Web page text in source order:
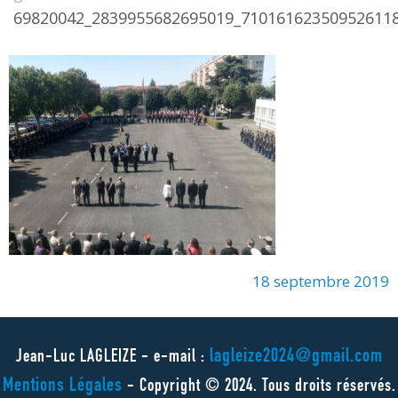
18 septembre 2019
Jean-Luc LAGLEIZE - e-mail : lagleize2024@gmail.com
Mentions Légales - Copyright © 2024. Tous droits réservés.